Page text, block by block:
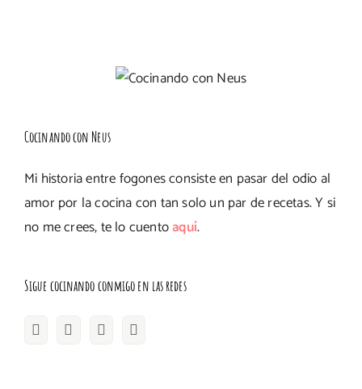
Cocinando con Neus
Mi historia entre fogones consiste en pasar del odio al
amor por la cocina con tan solo un par de recetas. Y si
no me crees, te lo cuentoaquí.
Sigue cocinando conmigo en las redes